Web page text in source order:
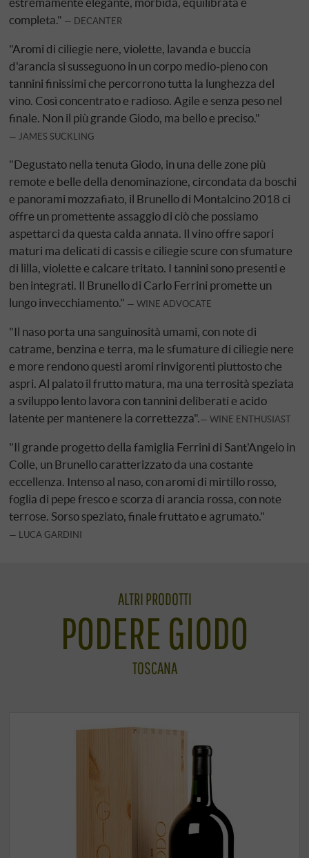
completa."
DECANTER
"Aromi di ciliegie nere, violette, lavanda e buccia
d'arancia si susseguono in un corpo medio-pieno con
tannini finissimi che percorrono tutta la lunghezza del
vino. Così concentrato e radioso. Agile e senza peso nel
finale. Non il più grande Giodo, ma bello e preciso."
JAMES SUCKLING
"Degustato nella tenuta Giodo, in una delle zone più
remote e belle della denominazione, circondata da boschi
e panorami mozzafiato, il Brunello di Montalcino 2018 ci
offre un promettente assaggio di ciò che possiamo
aspettarci da questa calda annata. Il vino offre sapori
maturi ma delicati di cassis e ciliegie scure con sfumature
di lilla, violette e calcare tritato. I tannini sono presenti e
ben integrati. Il Brunello di Carlo Ferrini promette un
lungo invecchiamento."
WINE ADVOCATE
"Il naso porta una sanguinosità umami, con note di
catrame, benzina e terra, ma le sfumature di ciliegie nere
e more rendono questi aromi rinvigorenti piuttosto che
aspri. Al palato il frutto matura, ma una terrosità speziata
a sviluppo lento lavora con tannini deliberati e acido
latente per mantenere la correttezza".
WINE ENTHUSIAST
"Il grande progetto della famiglia Ferrini di Sant'Angelo in
Colle, un Brunello caratterizzato da una costante
eccellenza. Intenso al naso, con aromi di mirtillo rosso,
foglia di pepe fresco e scorza di arancia rossa, con note
terrose. Sorso speziato, finale fruttato e agrumato."
LUCA GARDINI
ALTRI PRODOTTI
PODERE GIODO
TOSCANA